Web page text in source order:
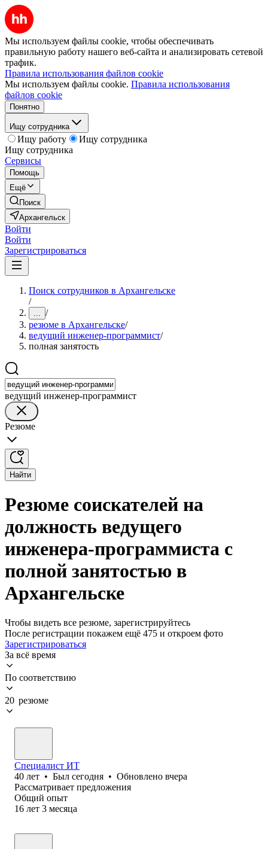
Мы используем файлы cookie, чтобы обеспечивать
правильную работу нашего веб-сайта и анализировать сетевой
трафик.
Правила использования файлов cookie
Мы используем файлы cookie. Правила использования
файлов cookie
Понятно
Ищу сотрудника
Ищу работу
Ищу сотрудника
Ищу сотрудника
Сервисы
Помощь
Ещё
Поиск
Архангельск
Войти
Войти
Зарегистрироваться
Поиск сотрудников в Архангельске
/
... /
резюме в Архангельске/
ведущий инженер-программист/
полная занятость
ведущий инженер-программист
Резюме
Найти
Резюме соискателей на
должность ведущего
инженера-программиста с
полной занятостью в
Архангельске
Чтобы видеть все резюме, зарегистрируйтесь
После регистрации покажем ещё 475 и откроем фото
Зарегистрироваться
За всё время
По соответствию
20 резюме
Специалист ИТ
40 лет • Был сегодня • Обновлено вчера
Рассматривает предложения
Общий опыт
16 лет 3 месяца